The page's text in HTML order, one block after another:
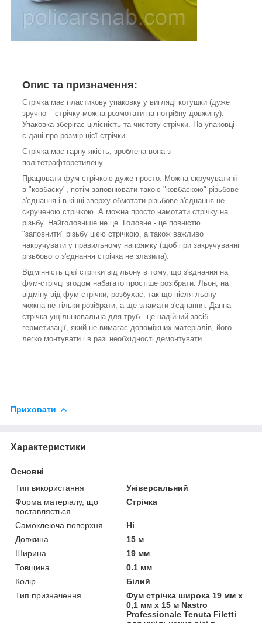
Опис та призначення:
Стрічка має пластикову упаковку у вигляді котушки (дуже
зручно – стрічку можна розмотати на потрібну довжину).
Упаковка зберігає цілісність та чистоту стрічки. На упаковці
є дані про розмір цієї стрічки.
Стрічка має гарну якість, зроблена вона з
політетрафторетилену.
Працювати фум-стрічкою дуже просто. Можна скручувати її
в "ковбаску", потім заповнювати такою "ковбаскою" різьбове
з'єднання і в кінці зверху обмотати різьбове з'єднання не
скрученою стрічкою. А можна просто намотати стрічку на
різьбу. Найголовніше не це. Головне - це повністю
"заповнити" різьбу цією стрічкою, а також важливо
накручувати у правильному напрямку (щоб при закручуванні
різьбового з'єднання стрічка не злазила).
Відмінність цієї стрічки від льону в тому, що з'єднання на
фум-стрічці згодом набагато простіше розібрати. Льон, на
відміну від фум-стрічки, розбухає, так що після льону
можна не тільки розібрати, а ще зламати з'єднання. Данна
стрічка ущільнювальна для труб - це надійний засіб
герметизації, який не вимагає допоміжних матеріалів, його
легко монтувати і в разі необхідності демонтувати.
.
Приховати
Характеристики
Основні
Тип використання
Універсальний
Форма матеріалу, що
поставляється
Стрічка
Самоклеюча поверхня
Ні
Довжина
15 м
Ширина
19 мм
Товщина
0.1 мм
Колір
Білий
Тип призначення
Фум стрічка широка 19 мм х
0,1 мм х 15 м Nastro
Professionale Tenuta Filetti